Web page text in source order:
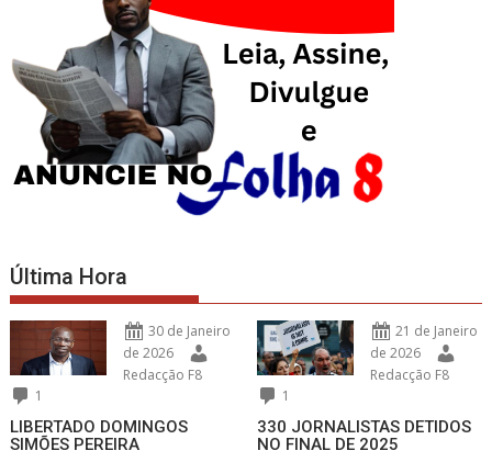
Última Hora
30 de Janeiro
de 2026
Redacção F8
1
LIBERTADO DOMINGOS
SIMÕES PEREIRA
21 de Janeiro
de 2026
Redacção F8
1
330 JORNALISTAS DETIDOS
NO FINAL DE 2025